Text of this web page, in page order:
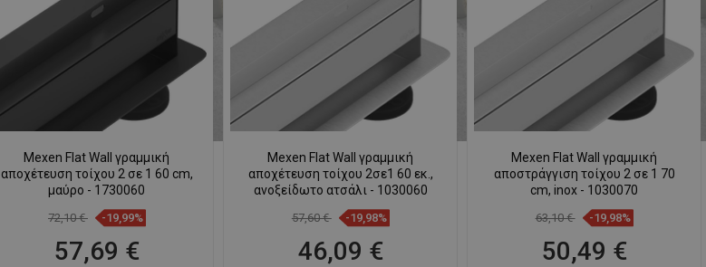
Αγαπημένα
Σύγκριση Αγαπημένα
Σύγκριση Αγαπημένα
Σύγκριση
Mexen Flat Wall γραμμική
αποχέτευση τοίχου 2 σε 1 60 cm,
μαύρο - 1730060
72,10 € -19,99%
57,69 €
Mexen Flat Wall γραμμική
αποχέτευση τοίχου 2σε1 60 εκ.,
ανοξείδωτο ατσάλι - 1030060
57,60 € -19,98%
46,09 €
Mexen Flat Wall γραμμική
αποστράγγιση τοίχου 2 σε 1 70
cm, inox - 1030070
63,10 € -19,98%
50,49 €